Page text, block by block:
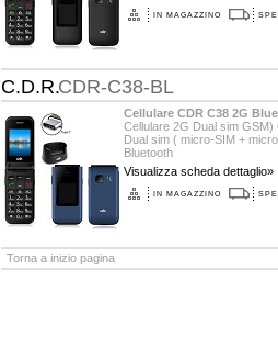
IN MAGAZZINO
C.D.R.CDR-C38-BL
Cellulare CDR C38 2G
Cellulare 2G Dual sim GSM)
Dual sim ( micro-SIM +
Bluetooth
Grande schermo esterno da
Visualizza scheda dettaglio»
IN MAGAZZINO
Torna a inizio pagina